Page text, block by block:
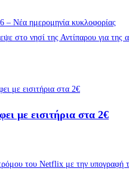
– Νέα ημερομηνία κυκλοφορίας
στο νησί της Αντίπαρου για
με εισιτήρια στα 2€